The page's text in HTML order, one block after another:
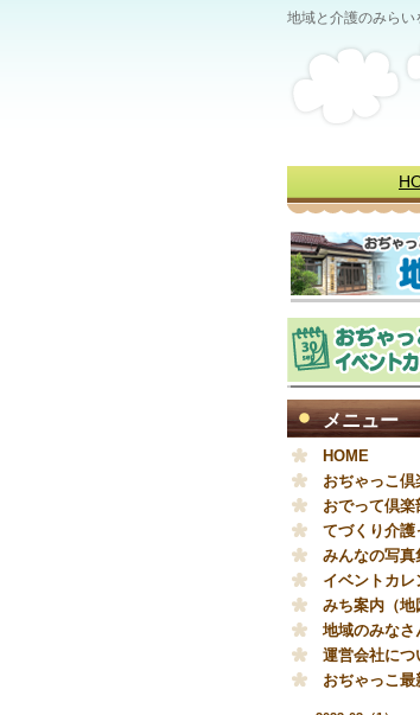
地域と介護のみらい
メニュー
HOME
おぢゃっこ倶
おでって倶楽
てづくり介護
みんなの写真
イベントカレ
みち案内（地
地域のみなさ
運営会社につ
おぢゃっこ最